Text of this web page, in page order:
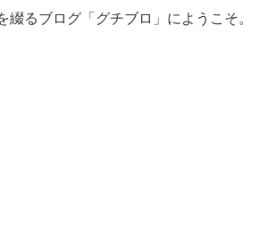
綴るブログ「グチブロ」にようこそ。